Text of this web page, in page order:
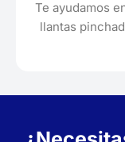
Te ayudamos
llantas